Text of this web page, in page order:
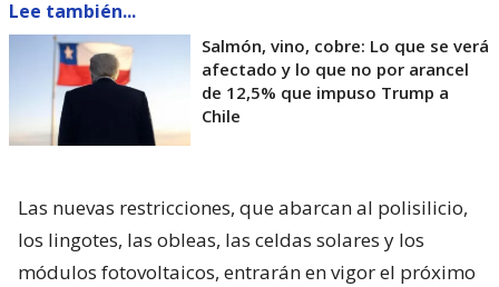
Lee también...
Salmón, vino, cobre: Lo que se verá
afectado y lo que no por arancel
de 12,5% que impuso Trump a
Chile
Las nuevas restricciones, que abarcan al polisilicio,
los lingotes, las obleas, las celdas solares y los
módulos fotovoltaicos, entrarán en vigor el próximo